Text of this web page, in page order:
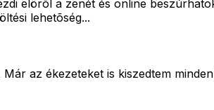
elörõl a zenét és online
lehetõség...
az ékezeteket is kiszedtem